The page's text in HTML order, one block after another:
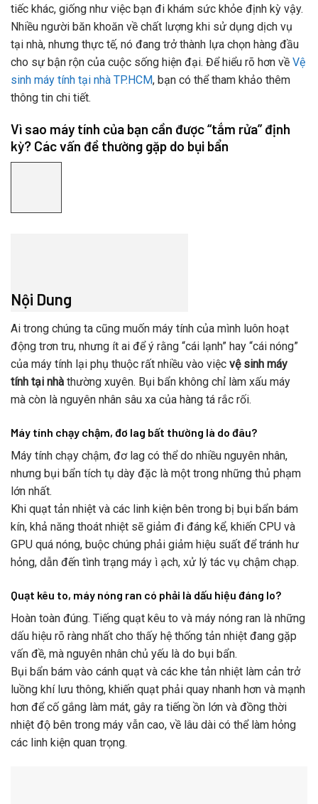
tiếc khác, giống như việc bạn đi khám sức khỏe định kỳ vậy.
Nhiều người băn khoăn về chất lượng khi sử dụng dịch vụ
tại nhà, nhưng thực tế, nó đang trở thành lựa chọn hàng đầu
cho sự bận rộn của cuộc sống hiện đại. Để hiểu rõ hơn về Vệ
sinh máy tính tại nhà TP.HCM, bạn có thể tham khảo thêm
thông tin chi tiết.
Vì sao máy tính của bạn cần được “tắm rửa” định
kỳ? Các vấn đề thường gặp do bụi bẩn
Nội Dung
Ai trong chúng ta cũng muốn máy tính của mình luôn hoạt
động trơn tru, nhưng ít ai để ý rằng “cái lạnh” hay “cái nóng”
của máy tính lại phụ thuộc rất nhiều vào việc vệ sinh máy
tính tại nhà thường xuyên. Bụi bẩn không chỉ làm xấu máy
mà còn là nguyên nhân sâu xa của hàng tá rắc rối.
Máy tính chạy chậm, đơ lag bất thường là do đâu?
Máy tính chạy chậm, đơ lag có thể do nhiều nguyên nhân,
nhưng bụi bẩn tích tụ dày đặc là một trong những thủ phạm
lớn nhất.
Khi quạt tản nhiệt và các linh kiện bên trong bị bụi bẩn bám
kín, khả năng thoát nhiệt sẽ giảm đi đáng kể, khiến CPU và
GPU quá nóng, buộc chúng phải giảm hiệu suất để tránh hư
hỏng, dẫn đến tình trạng máy ì ạch, xử lý tác vụ chậm chạp.
Quạt kêu to, máy nóng ran có phải là dấu hiệu đáng lo?
Hoàn toàn đúng. Tiếng quạt kêu to và máy nóng ran là những
dấu hiệu rõ ràng nhất cho thấy hệ thống tản nhiệt đang gặp
vấn đề, mà nguyên nhân chủ yếu là do bụi bẩn.
Bụi bẩn bám vào cánh quạt và các khe tản nhiệt làm cản trở
luồng khí lưu thông, khiến quạt phải quay nhanh hơn và mạnh
hơn để cố gắng làm mát, gây ra tiếng ồn lớn và đồng thời
nhiệt độ bên trong máy vẫn cao, về lâu dài có thể làm hỏng
các linh kiện quan trọng.